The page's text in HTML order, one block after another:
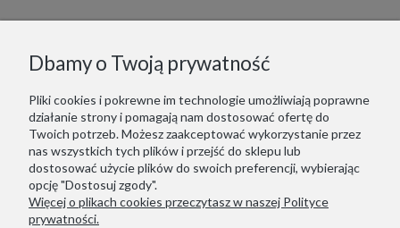
KONTAKT
Copyrights © 2021 - ZOOKSY.
Dbamy o Twoją prywatność
Pliki cookies i pokrewne im technologie umożliwiają poprawne
działanie strony i pomagają nam dostosować ofertę do
Twoich potrzeb. Możesz zaakceptować wykorzystanie przez
nas wszystkich tych plików i przejść do sklepu lub
dostosować użycie plików do swoich preferencji, wybierając
opcję "Dostosuj zgody".
Więcej o plikach cookies przeczytasz w naszej Polityce
prywatności.